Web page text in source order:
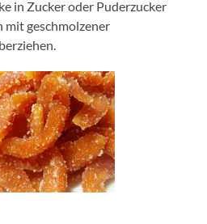
in Zucker oder Puderzucker
mit geschmolzener